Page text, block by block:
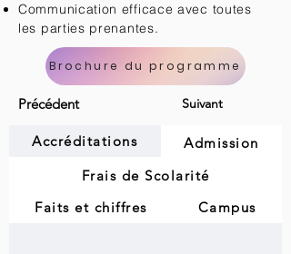
Communication efficace avec toutes
les parties prenantes.
Brochure du programme
Précédent Suivant
Accréditations
Admission
Frais de Scolarité
Faits et chiffres
Campus